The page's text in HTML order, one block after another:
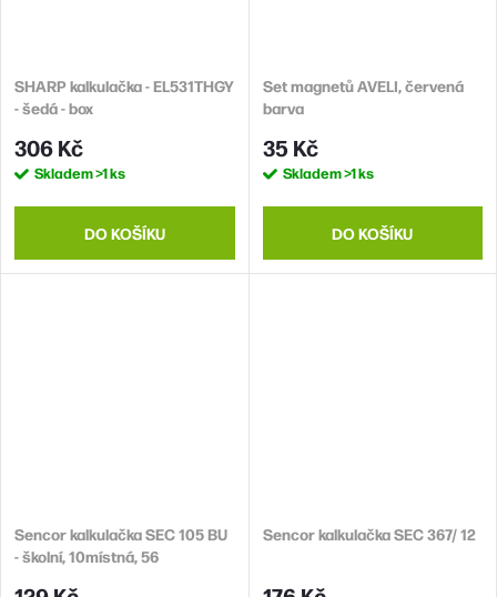
SHARP kalkulačka - EL531THGY
- šedá - box
306 Kč
Skladem>1 ks
DO KOŠÍKU
Set magnetů AVELI, červená
barva
35 Kč
Skladem>1 ks
DO KOŠÍKU
Sencor kalkulačka SEC 105 BU
- školní, 10místná, 56
Sencor kalkulačka SEC 367/ 12